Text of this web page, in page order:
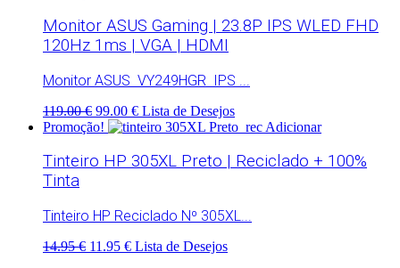
Monitor ASUS Gaming | 23.8P IPS WLED FHD
120Hz 1ms | VGA | HDMI
Monitor ASUS VY249HGR IPS ...
119.00 € 99.00 € Lista de Desejos
Promoção!
Adicionar
Tinteiro HP 305XL Preto | Reciclado + 100%
Tinta
Tinteiro HP Reciclado Nº 305XL...
14.95 € 11.95 € Lista de Desejos